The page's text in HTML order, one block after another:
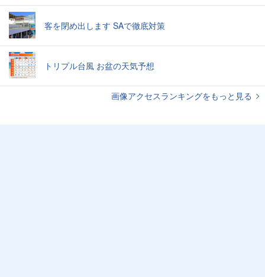
客を閉め出します SAで徹底対策
トリプル台風 お盆の天気予想
画像アクセスランキングをもっと見る